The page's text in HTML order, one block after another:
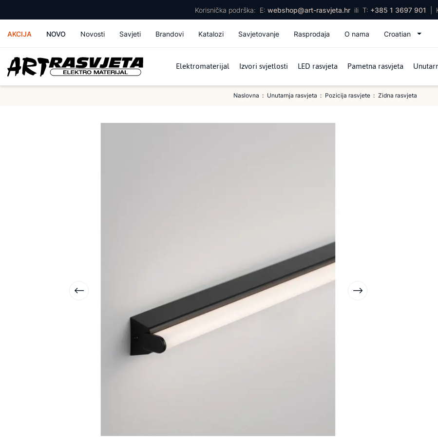
Korisnička podrška: E: webshop@art-rasvjeta.hr ili T: +385 1 3697 901
AKCIJA NOVO Novosti Savjeti Brandovi Katalozi Savjetovanje Rasprodaja O nama Croatian
Elektromaterijal Izvori svjetlosti LED rasvjeta Pametna rasvjeta
Naslovna Unutarnja rasvjeta Pozicija rasvjete Zidna rasvjeta